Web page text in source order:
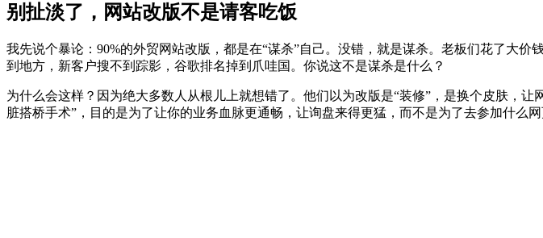
别扯淡了，网站改版不是请客吃饭
我先说个暴论：90%的外贸网站改版，都是在“谋杀”自己。没错，就是谋杀。老板们花了大
到地方，新客户搜不到踪影，谷歌排名掉到爪哇国。你说这不是谋杀是什么？
为什么会这样？因为绝大多数人从根儿上就想错了。他们以为改版是“装修”，是换个皮肤，
脏搭桥手术”，目的是为了让你的业务血脉更通畅，让询盘来得更猛，而不是为了去参加什么